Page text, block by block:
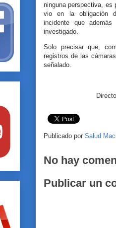
ninguna perspectiva, es
vio en la obligación
incidente que
investigado.
Solo precisar que,
registros de las
señalado.
Publicado por Salud
No hay
Publicar un